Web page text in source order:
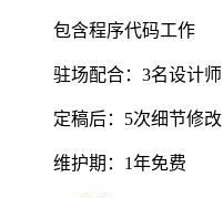
包含程序代码工作
驻场配合：3名设计师
定稿后：5次细节修改
维护期：1年免费